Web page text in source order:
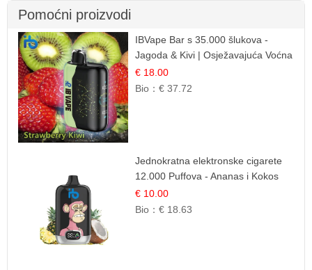
Pomoćni proizvodi
IBVape Bar s 35.000 šlukova -
Jagoda & Kivi | Osježavajuća Voćna
Mješavina
€ 18.00
Bio：€ 37.72
Jednokratna elektronske cigarete
12.000 Puffova - Ananas i Kokos
Sladoled | Tropski Desert
€ 10.00
Bio：€ 18.63